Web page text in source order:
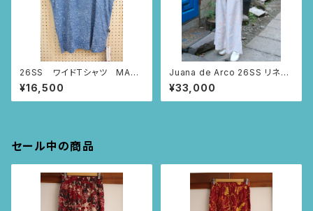
26SS ワイドTシャツ MAR
BUDDHA (スモーキーブルー/
Sサイズ)
¥16,500
Juana de Arco 26SS リネン
ワイドパンツ – MAR BUDDHA
Sサイズ
¥33,000
セール中の商品